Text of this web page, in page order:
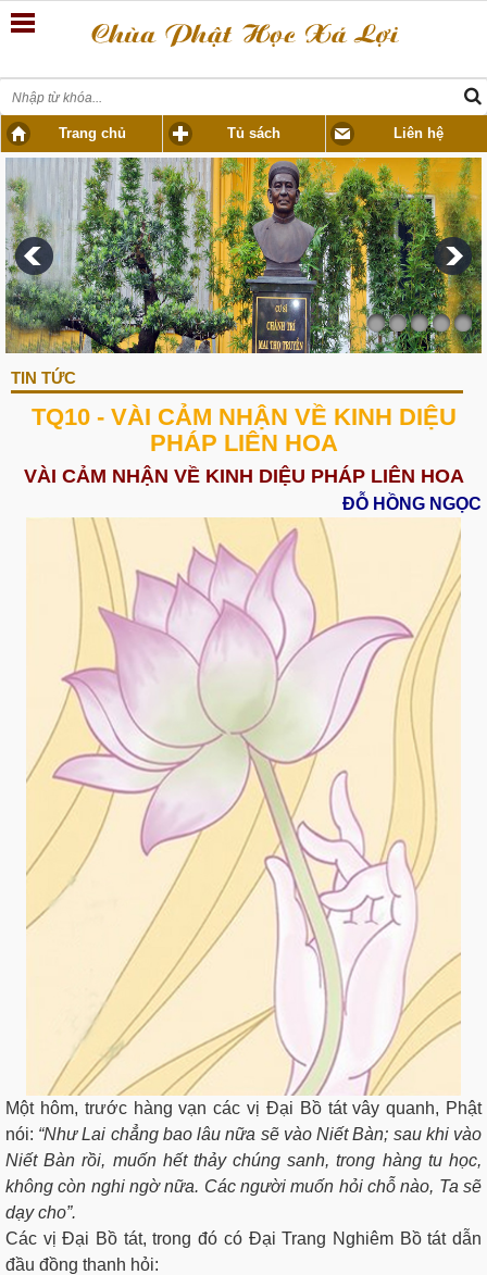
Trang chủ Tủ sách Liên hệ
TIN TỨC
TQ10 - VÀI CẢM NHẬN VỀ KINH DIỆU
PHÁP LIÊN HOA
VÀI CẢM NHẬN VỀ KINH DIỆU PHÁP LIÊN HOA
ĐỖ HỒNG NGỌC
Một hôm, trước hàng vạn các vị Đại Bồ tát vây quanh, Phật
nói: “Như Lai chẳng bao lâu nữa sẽ vào Niết Bàn; sau khi vào
Niết Bàn rồi, muốn hết thảy chúng sanh, trong hàng tu học,
không còn nghi ngờ nữa. Các người muốn hỏi chỗ nào, Ta sẽ
dạy cho”.
Các vị Đại Bồ tát, trong đó có Đại Trang Nghiêm Bồ tát dẫn
đầu đồng thanh hỏi: